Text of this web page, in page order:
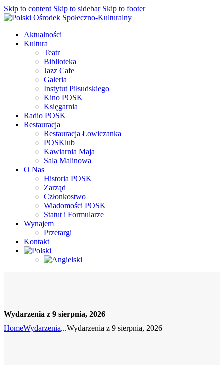
Skip to content Skip to sidebar Skip to footer
Aktualności
Kultura
Teatr
Biblioteka
Jazz Cafe
Galeria
Instytut Piłsudskiego
Kino POSK
Księgarnia
Radio POSK
Restauracja
Restauracja Łowiczanka
POSKlub
Kawiarnia Maja
Sala Malinowa
O Nas
Historia POSK
Zarząd
Członkostwo
Wiadomości POSK
Statut i Formularze
Wynajem
Przetargi
Kontakt
Wydarzenia z 9 sierpnia, 2026
HomeWydarzenia...Wydarzenia z 9 sierpnia, 2026